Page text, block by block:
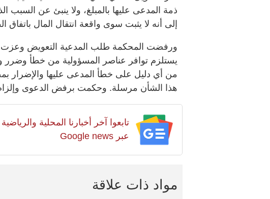
ذمة المدعى عليها بالمبلغ، ولا ينبئ عن السبب
إلى أنه لا يثبت سوى واقعة انتقال المال باتفاق
ورفضت المحكمة طلب المدعية التعويض وعزت
يستلزم توافر عناصر المسؤولية من خطأ وضرر
من أي دليل على خطأ المدعى عليها والإضرار
هذا الشأن مرسلة. وحكمت برفض الدعوى
تابعوا آخر أخبارنا المحلية
عبر Google news
مواد ذات علاقة